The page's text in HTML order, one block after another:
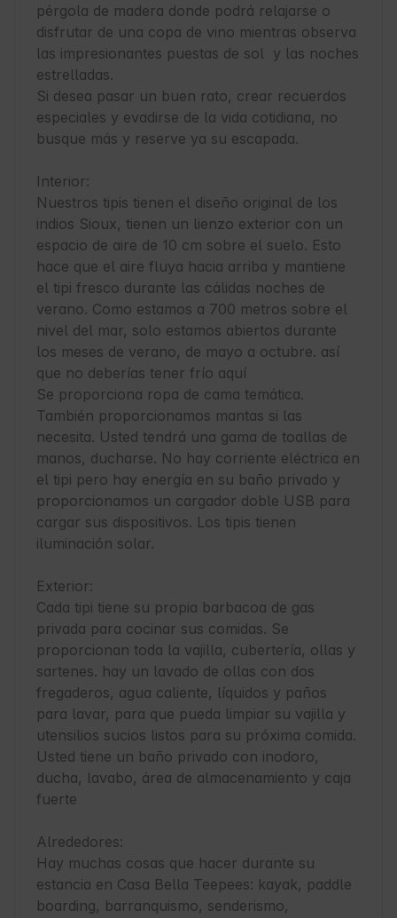
pérgola de madera donde podrá relajarse o
disfrutar de una copa de vino mientras observa
las impresionantes puestas de sol  y las noches
estrelladas.
Si desea pasar un buen rato, crear recuerdos
especiales y evadirse de la vida cotidiana, no
busque más y reserve ya su escapada.
Interior:
Nuestros tipis tienen el diseño original de los
indios Sioux, tienen un lienzo exterior con un
espacio de aire de 10 cm sobre el suelo. Esto
hace que el aire fluya hacia arriba y mantiene
el tipi fresco durante las cálidas noches de
verano. Como estamos a 700 metros sobre el
nivel del mar, solo estamos abiertos durante
los meses de verano, de mayo a octubre. así
que no deberías tener frío aquí
Se proporciona ropa de cama temática.
También proporcionamos mantas si las
necesita. Usted tendrá una gama de toallas de
manos, ducharse. No hay corriente eléctrica en
el tipi pero hay energía en su baño privado y
proporcionamos un cargador doble USB para
cargar sus dispositivos. Los tipis tienen
iluminación solar.
Exterior:
Cada tipi tiene su propia barbacoa de gas
privada para cocinar sus comidas. Se
proporcionan toda la vajilla, cubertería, ollas y
sartenes. hay un lavado de ollas con dos
fregaderos, agua caliente, líquidos y paños
para lavar, para que pueda limpiar su vajilla y
utensilios sucios listos para su próxima comida.
Usted tiene un baño privado con inodoro,
ducha, lavabo, área de almacenamiento y caja
fuerte
Alrededores:
Hay muchas cosas que hacer durante su
estancia en Casa Bella Teepees: kayak, paddle
boarding, barranquismo, senderismo,